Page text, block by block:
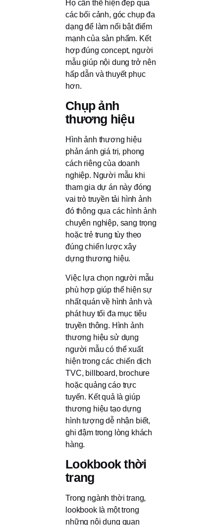
Họ cần thể hiện đẹp qua
các bối cảnh, góc chụp đa
dạng để làm nổi bật điểm
mạnh của sản phẩm. Kết
hợp đúng concept, người
mẫu giúp nội dung trở nên
hấp dẫn và thuyết phục
hơn.
Chụp ảnh
thương hiệu
Hình ảnh thương hiệu
phản ánh giá trị, phong
cách riêng của doanh
nghiệp. Người mẫu khi
tham gia dự án này đóng
vai trò truyền tải hình ảnh
đó thông qua các hình ảnh
chuyên nghiệp, sang trọng
hoặc trẻ trung tùy theo
đúng chiến lược xây
dựng thương hiệu.
Việc lựa chọn người mẫu
phù hợp giúp thể hiện sự
nhất quán về hình ảnh và
phát huy tối đa mục tiêu
truyền thông. Hình ảnh
thương hiệu sử dụng
người mẫu có thể xuất
hiện trong các chiến dịch
TVC, billboard, brochure
hoặc quảng cáo trực
tuyến. Kết quả là giúp
thương hiệu tạo dựng
hình tượng dễ nhận biết,
ghi đậm trong lòng khách
hàng.
Lookbook thời
trang
Trong ngành thời trang,
lookbook là một trong
những nội dung quan